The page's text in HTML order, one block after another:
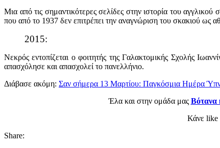
Μια από τις σημαντικότερες σελίδες στην ιστορία του
που από το 1937 δεν επιτρέπει την αναγνώριση του σκακιού ως
2015:
Νεκρός εντοπίζεται ο φοιτητής της Γαλακτομικής Σχολής
απασχόλησε και απασχολεί το πανελλήνιο.
Διάβασε ακόμη: Σαν σήμερα 13 Μαρτίου: Παγκόσμια Ημέρα
Έλα και στην ομάδα μας Βότανα
Κάνε like
Share: